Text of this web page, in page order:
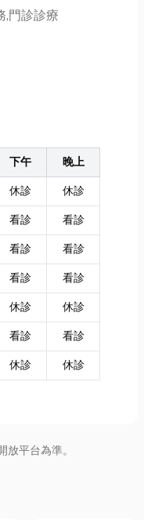
,門診診療
下午
晚上
休診
休診
看診
看診
看診
看診
看診
看診
休診
休診
看診
看診
休診 休診
平台為準。